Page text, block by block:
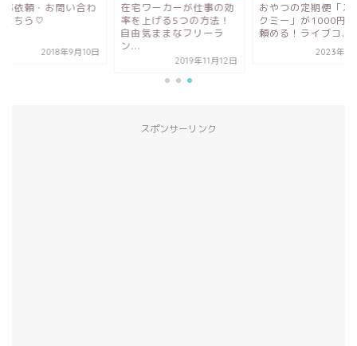
事依頼・お問い合わ
こちら♡
2018年9月10日
在宅ワーカーが仕事の効
率を上げる5つの方法！
自由気ままなフリーラ
ン...
2019年11月12日
おやつの定期便「ス
クミー」が1000円
頼める！ライブコ...
2023年8
スポンサーリンク